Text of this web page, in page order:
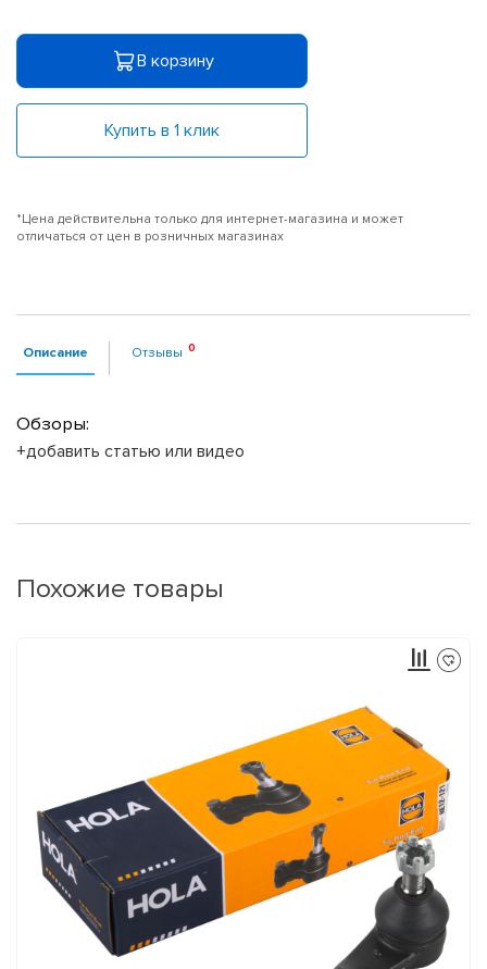
В корзину
Купить в 1 клик
*Цена действительна только для интернет-магазина и может
отличаться от цен в розничных магазинах
Описание Отзывы
Обзоры:
+добавить статью или видео
Похожие товары